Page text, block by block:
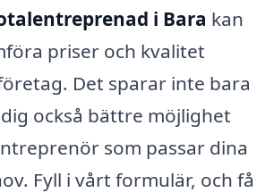
i Bara kan
priser och kvalitet
Det sparar inte bara
också bättre möjlighet
som passar dina
Fyll i vårt formulär, och få